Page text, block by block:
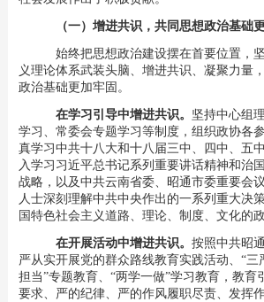
（一）增进共识，共同思想政治基础
始终把思想政治建设摆在首要位置，
义理论体系武装头脑、增进共识、凝聚力量
政治基础更加牢固。
在学习引导中增进共识。 坚持中心组
学习、常委会专题学习等制度，组织政协各
真学习中共十八大和十八届三中、四中、五
入学习习近平总书记系列重要讲话精神和治
战略，以及中共云南省委、昭通市委重要会
人士深刻理解中共中央作出的一系列重大决
国特色社会主义道路、理论、制度、文化的
在开展活动中增进共识。 按照中共昭
严从实开展党的群众路线教育实践活动、 “三
担当”专题教育、“两学一做”学习教育，教育
要求、严的纪律、严的作风履职尽责、发挥